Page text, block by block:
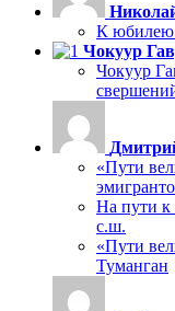
К
Чокуур
Чокуур
«Пути
На пути к
с.ш.
«Пути
Туманган